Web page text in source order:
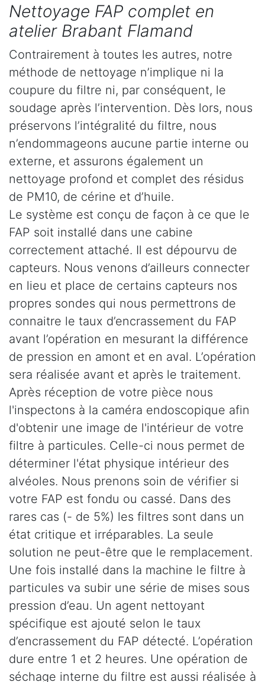
Nettoyage FAP complet en
atelier Brabant Flamand
Contrairement à toutes les autres, notre
méthode de nettoyage n’implique ni la
coupure du filtre ni, par conséquent, le
soudage après l’intervention. Dès lors, nous
préservons l’intégralité du filtre, nous
n’endommageons aucune partie interne ou
externe, et assurons également un
nettoyage profond et complet des résidus
de PM10, de cérine et d’huile.
Le système est conçu de façon à ce que le
FAP soit installé dans une cabine
correctement attaché. Il est dépourvu de
capteurs. Nous venons d’ailleurs connecter
en lieu et place de certains capteurs nos
propres sondes qui nous permettrons de
connaitre le taux d’encrassement du FAP
avant l’opération en mesurant la différence
de pression en amont et en aval. L’opération
sera réalisée avant et après le traitement.
Après réception de votre pièce nous
l'inspectons à la caméra endoscopique afin
d'obtenir une image de l'intérieur de votre
filtre à particules. Celle-ci nous permet de
déterminer l'état physique intérieur des
alvéoles. Nous prenons soin de vérifier si
votre FAP est fondu ou cassé. Dans des
rares cas (- de 5%) les filtres sont dans un
état critique et irréparables. La seule
solution ne peut-être que le remplacement.
Une fois installé dans la machine le filtre à
particules va subir une série de mises sous
pression d’eau. Un agent nettoyant
spécifique est ajouté selon le taux
d’encrassement du FAP détecté. L’opération
dure entre 1 et 2 heures. Une opération de
séchage interne du filtre est aussi réalisée à